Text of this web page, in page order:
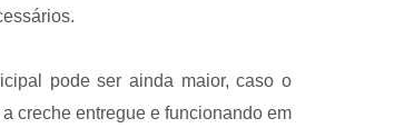
pode ser ainda maior, caso o
creche entregue e funcionando em